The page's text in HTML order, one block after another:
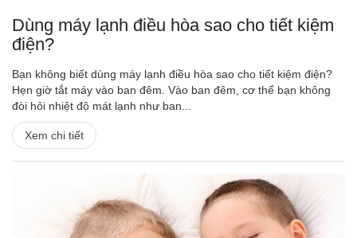
Dùng máy lạnh điều hòa sao cho tiết kiệm
điện?
Bạn không biết dùng máy lạnh điều hòa sao cho tiết kiệm điện?
Hẹn giờ tắt máy vào ban đêm. Vào ban đêm, cơ thể bạn không
đòi hỏi nhiệt độ mát lạnh như ban...
Xem chi tiết